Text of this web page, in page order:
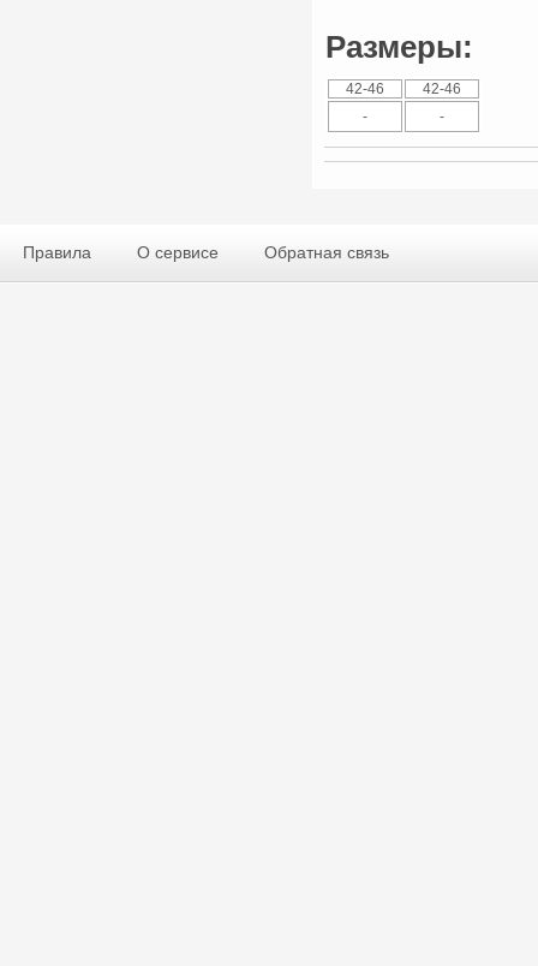
Размеры:
42-46
42-46
-
-
Правила О сервисе Обратная связь